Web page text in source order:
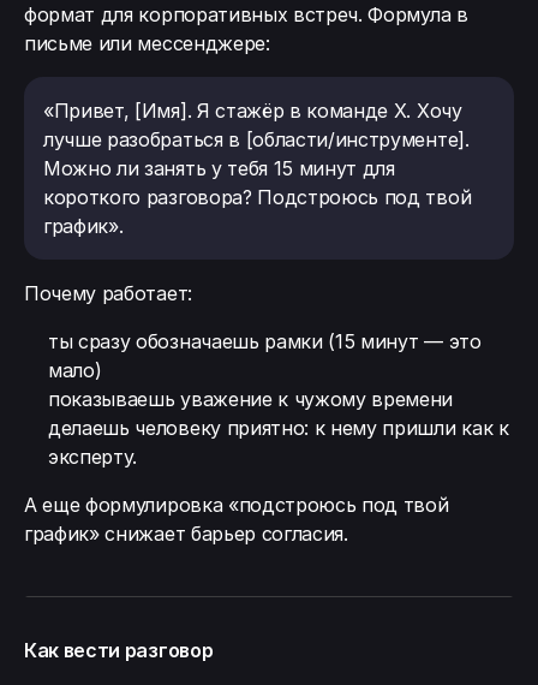
формат для корпоративных встреч. Формула в
письме или мессенджере:
«Привет, [Имя]. Я стажёр в команде X. Хочу
лучше разобраться в [области/инструменте].
Можно ли занять у тебя 15 минут для
короткого разговора? Подстроюсь под твой
график».
Почему работает:
ты сразу обозначаешь рамки (15 минут — это
мало)
показываешь уважение к чужому времени
делаешь человеку приятно: к нему пришли как к
эксперту.
А еще формулировка «подстроюсь под твой
график» снижает барьер согласия.
Как вести разговор